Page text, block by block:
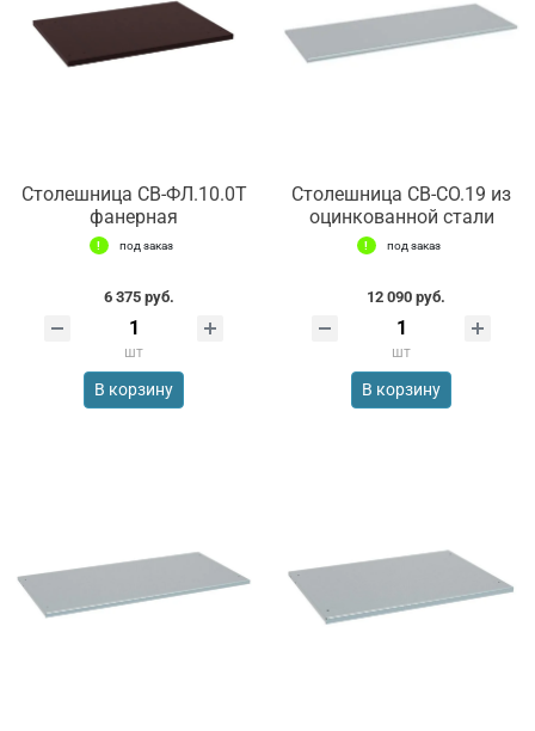
Столешница СВ-ФЛ.10.0Т
фанерная
под заказ
6 375 руб.
шт
В корзину
Столешница СВ-СО.19 из
оцинкованной стали
под заказ
12 090 руб.
шт
В корзину